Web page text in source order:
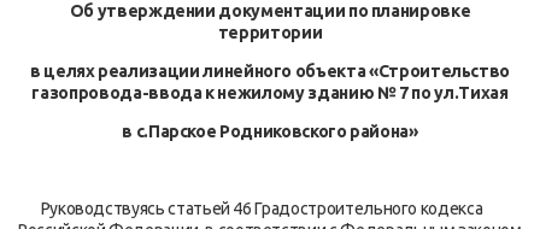
Об утверждении документации по планировке
территории
в целях реализации линейного объекта «Строительство
газопровода-ввода к нежилому зданию № 7 по ул.Тихая
в с.Парское Родниковского района»
Руководствуясь статьей 46 Градостроительного кодекса